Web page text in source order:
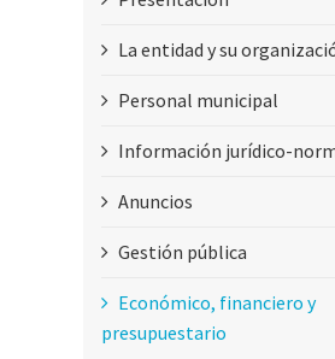
La entidad y su
Personal municipal
Información jurídico-
Anuncios
Gestión pública
Económico, financiero y
presupuestario